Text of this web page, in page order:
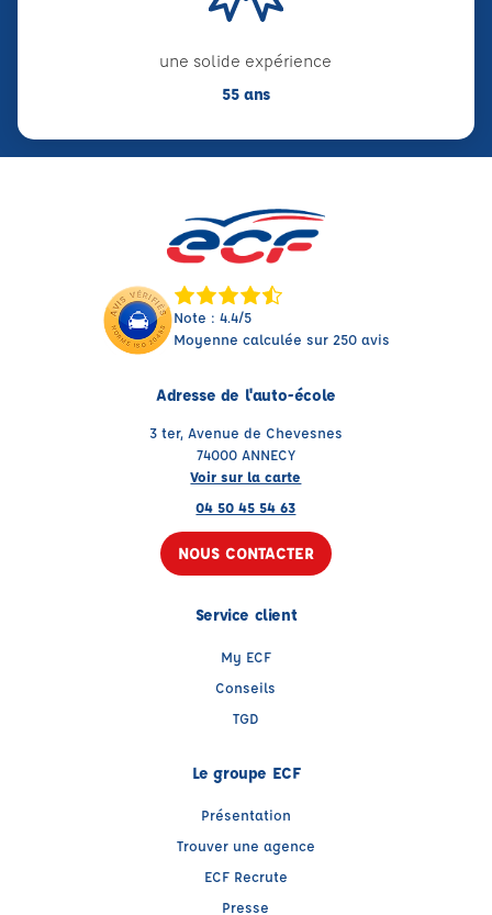
une solide expérience
55 ans
Note : 4.4/5
Moyenne calculée sur 250 avis
Adresse de l'auto-école
3 ter, Avenue de Chevesnes
74000 ANNECY
Voir sur la carte
04 50 45 54 63
NOUS CONTACTER
Service client
My ECF
Conseils
TGD
Le groupe ECF
Présentation
Trouver une agence
ECF Recrute
Presse